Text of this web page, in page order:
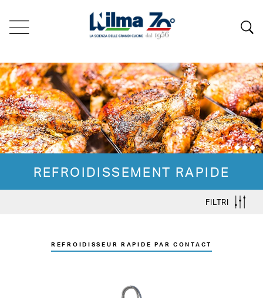
REFROIDISSEMENT RAPIDE
FILTRI
REFROIDISSEUR RAPIDE PAR CONTACT